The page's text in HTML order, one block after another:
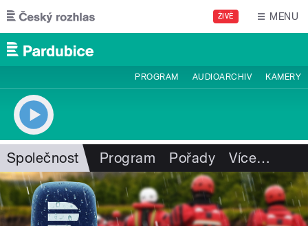
Přejít k hlavnímu obsahu
ŽIVĚ MENU
PROGRAM AUDIOARCHIV KAMERY
Společnost Program Pořady Více…